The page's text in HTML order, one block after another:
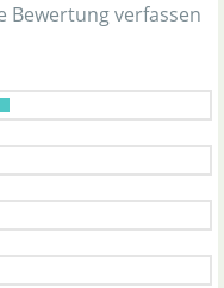
Bewertung verfassen